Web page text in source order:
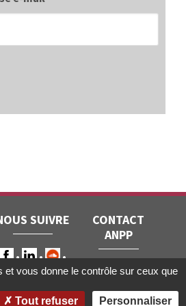
SUIVRE
CONTACT
ANPP
ANPP • 22, rue
Joubert • 75009
et vous donne le contrôle sur ceux que
Tout refuser Personnaliser